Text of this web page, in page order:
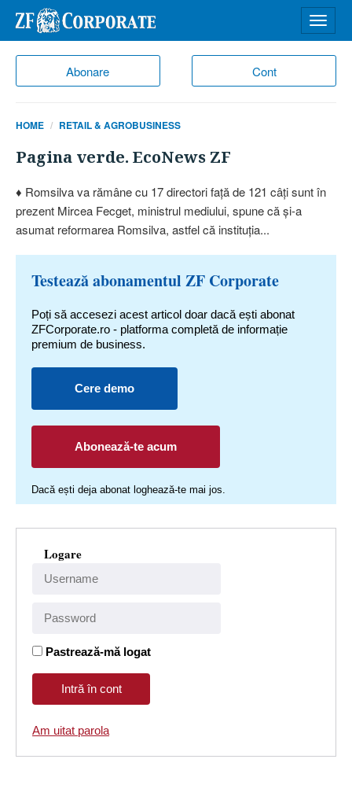
Abonare Cont
meniu
HOME RETAIL & AGROBUSINESS
Pagina verde. EcoNews ZF
♦ Romsilva va rămâne cu 17 directori faţă de 121 câţi sunt în
prezent Mircea Fecget, ministrul mediului, spune că şi-a
asumat reformarea Romsilva, astfel că instituţia...
Testează abonamentul ZF Corporate
Poți să accesezi acest articol doar dacă ești abonat
ZFCorporate.ro - platforma completă de informație
premium de business.
Cere demo
Abonează-te acum
Dacă ești deja abonat loghează-te mai jos.
Logare
Pastrează-mă logat
Am uitat parola